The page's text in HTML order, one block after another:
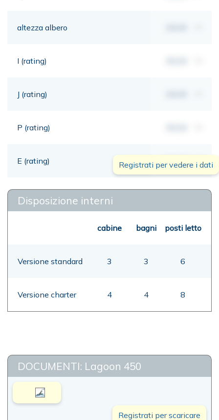
altezza albero
I (rating)
J (rating)
P (rating)
E (rating) 00,00 mt
Registrati per vedere i dati
Disposizione interni
cabine bagni posti letto
Versione standard 3 3 6
Versione charter 4 4 8
DOCUMENTI: Lagoon 450
Registrati per scaricare